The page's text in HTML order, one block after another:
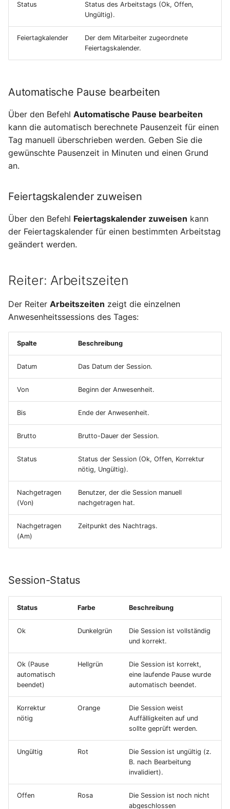
Status
Status des Arbeitstags (Ok, Offen,
Ungültig).
Feiertagkalender
Der dem Mitarbeiter zugeordnete
Feiertagskalender.
Automatische Pause bearbeiten
Über den Befehl Automatische Pause bearbeiten
kann die automatisch berechnete Pausenzeit für einen
Tag manuell überschrieben werden. Geben Sie die
gewünschte Pausenzeit in Minuten und einen Grund
an.
Feiertagskalender zuweisen
Über den Befehl Feiertagskalender zuweisen kann
der Feiertagskalender für einen bestimmten Arbeitstag
geändert werden.
Reiter: Arbeitszeiten
Der Reiter Arbeitszeiten zeigt die einzelnen
Anwesenheitssessions des Tages:
Spalte Beschreibung
Datum Das Datum der Session.
Von Beginn der Anwesenheit.
Bis Ende der Anwesenheit.
Brutto Brutto-Dauer der Session.
Status
Status der Session (Ok, Offen, Korrektur
nötig, Ungültig).
Nachgetragen
(Von)
Benutzer, der die Session manuell
nachgetragen hat.
Nachgetragen
(Am)
Zeitpunkt des Nachtrags.
Session-Status
Status Farbe Beschreibung
Ok Dunkelgrün
Die Session ist vollständig
und korrekt.
Ok (Pause
automatisch
beendet)
Hellgrün
Die Session ist korrekt,
eine laufende Pause wurde
automatisch beendet.
Korrektur
nötig
Orange
Die Session weist
Auffälligkeiten auf und
sollte geprüft werden.
Ungültig Rot
Die Session ist ungültig (z.
B. nach Bearbeitung
invalidiert).
Offen Rosa
Die Session ist noch nicht
abgeschlossen